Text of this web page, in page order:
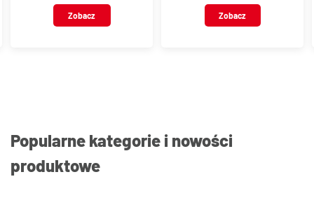
Popularne kategorie i nowości
produktowe